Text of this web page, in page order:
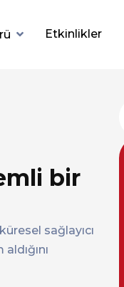
Etkinlikler
bir
sağlayıcı